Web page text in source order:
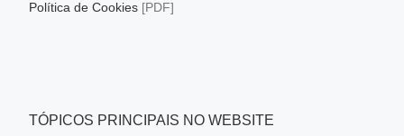
Política de Cookies [PDF]
TÓPICOS PRINCIPAIS NO WEBSITE